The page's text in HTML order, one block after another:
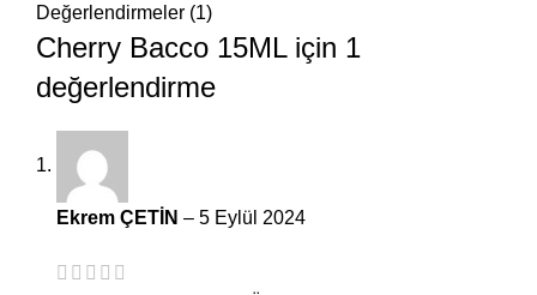
Değerlendirmeler (1)
Cherry Bacco 15MLiçin 1
değerlendirme
Ekrem ÇETİN – 5 Eylül 2024